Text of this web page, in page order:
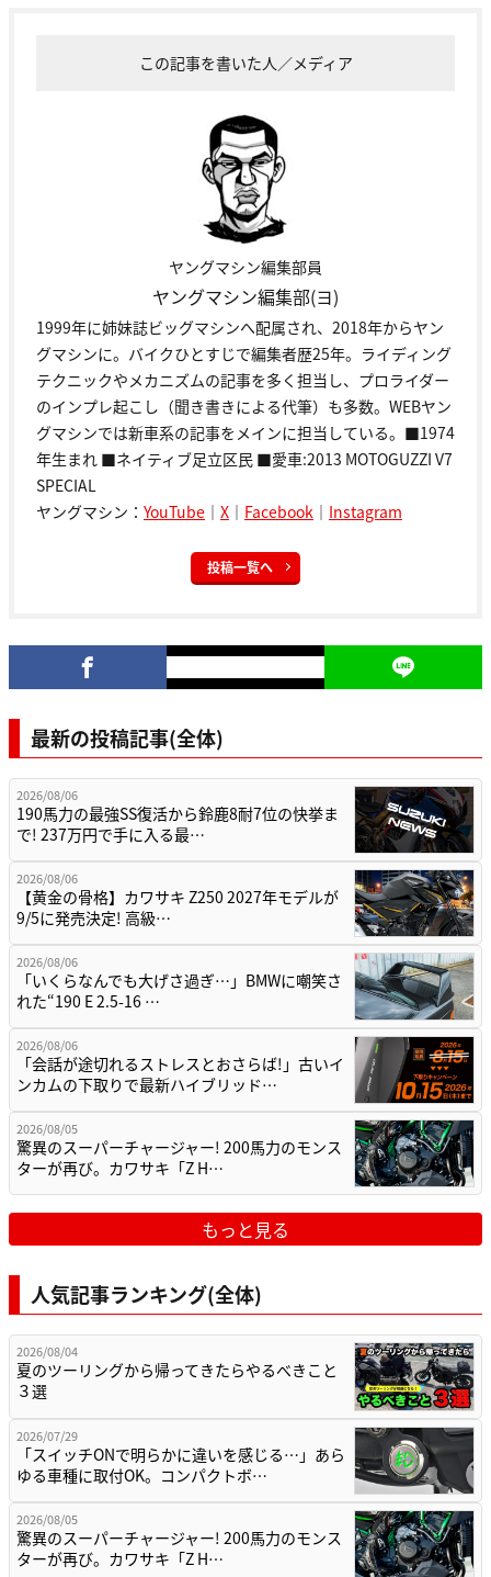
この記事を書いた人／メディア
ヤングマシン編集部員
ヤングマシン編集部(ヨ)
1999年に姉妹誌ビッグマシンへ配属され、2018年からヤン
グマシンに。バイクひとすじで編集者歴25年。ライディング
テクニックやメカニズムの記事を多く担当し、プロライダー
のインプレ起こし（聞き書きによる代筆）も多数。WEBヤン
グマシンでは新車系の記事をメインに担当している。■1974
年生まれ ■ネイティブ足立区民 ■愛車:2013 MOTOGUZZI V7
SPECIAL
ヤングマシン： YouTube ｜ X ｜ Facebook ｜ Instagram
投稿一覧へ
最新の投稿記事(全体)
2026/08/06
190馬力の最強SS復活から鈴鹿8耐7位の快挙ま
で! 237万円で手に入る最…
2026/08/06
【黄金の骨格】カワサキ Z250 2027年モデルが
9/5に発売決定! 高級…
2026/08/06
「いくらなんでも大げさ過ぎ…」BMWに嘲笑さ
れた“190 E 2.5-16 …
2026/08/06
「会話が途切れるストレスとおさらば!」古いイ
ンカムの下取りで最新ハイブリッド…
2026/08/05
驚異のスーパーチャージャー! 200馬力のモンス
ターが再び。カワサキ「Z H…
もっと見る
人気記事ランキング(全体)
2026/08/04
夏のツーリングから帰ってきたらやるべきこと
３選
2026/07/29
「スイッチONで明らかに違いを感じる…」あら
ゆる車種に取付OK。コンパクトボ…
2026/08/05
驚異のスーパーチャージャー! 200馬力のモンス
ターが再び。カワサキ「Z H…